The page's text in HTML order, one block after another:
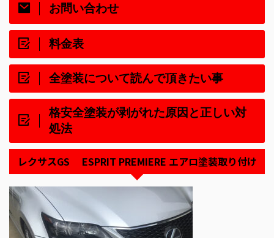
お問い合わせ
料金表
全塗装について読んで頂きたい事
格安全塗装が剥がれた原因と正しい対
処法
レクサスGS ESPRIT PREMIERE エアロ塗装取り付け